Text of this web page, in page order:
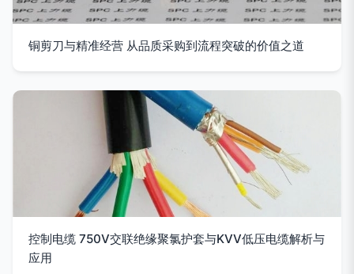
铜剪刀与精准经营 从品质采购到流程突破的价值之道
控制电缆 750V交联绝缘聚氯护套与KVV低压电缆解析与
应用